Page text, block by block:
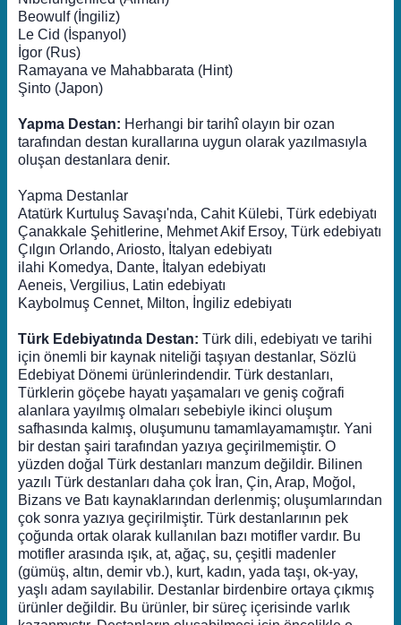
Beowulf (İngiliz)
Le Cid (İspanyol)
İgor (Rus)
Ramayana ve Mahabbarata (Hint)
Şinto (Japon)
Yapma Destan: Herhangi bir tarihî olayın bir ozan
tarafından destan kurallarına uygun olarak yazılmasıyla
oluşan destanlara denir.
Yapma Destanlar
Atatürk Kurtuluş Savaşı'nda, Cahit Külebi, Türk edebiyatı
Çanakkale Şehitlerine, Mehmet Akif Ersoy, Türk edebiyatı
Çılgın Orlando, Ariosto, İtalyan edebiyatı
ilahi Komedya, Dante, İtalyan edebiyatı
Aeneis, Vergilius, Latin edebiyatı
Kaybolmuş Cennet, Milton, İngiliz edebiyatı
Türk Edebiyatında Destan: Türk dili, edebiyatı ve tarihi
için önemli bir kaynak niteliği taşıyan destanlar, Sözlü
Edebiyat Dönemi ürünlerindendir. Türk destanları,
Türklerin göçebe hayatı yaşamaları ve geniş coğrafi
alanlara yayılmış olmaları sebebiyle ikinci oluşum
safhasında kalmış, oluşumunu tamamlayamamıştır. Yani
bir destan şairi tarafından yazıya geçirilmemiştir. O
yüzden doğal Türk destanları manzum değildir. Bilinen
yazılı Türk destanları daha çok İran, Çin, Arap, Moğol,
Bizans ve Batı kaynaklarından derlenmiş; oluşumlarından
çok sonra yazıya geçirilmiştir. Türk destanlarının pek
çoğunda ortak olarak kullanılan bazı motifler vardır. Bu
motifler arasında ışık, at, ağaç, su, çeşitli madenler
(gümüş, altın, demir vb.), kurt, kadın, yada taşı, ok-yay,
yaşlı adam sayılabilir. Destanlar birdenbire ortaya çıkmış
ürünler değildir. Bu ürünler, bir süreç içerisinde varlık